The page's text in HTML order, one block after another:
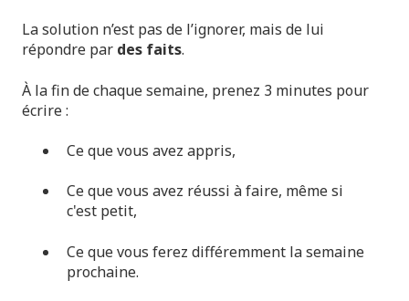
La solution n’est pas de l’ignorer, mais de lui
répondre par des faits.
À la fin de chaque semaine, prenez 3 minutes pour
écrire :
Ce que vous avez appris,
Ce que vous avez réussi à faire, même si
c'est petit,
Ce que vous ferez différemment la semaine
prochaine.